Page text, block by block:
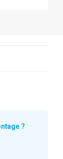
?